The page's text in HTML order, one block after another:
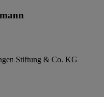
Stiftung & Co. KG